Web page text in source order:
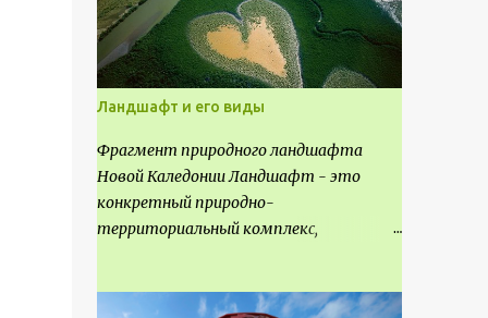
Ландшафт и его виды
Фрагмент природного ландшафта
Новой Каледонии Ландшафт - это
конкретный природно-
территориальный комплекс,
карте и географическое название.